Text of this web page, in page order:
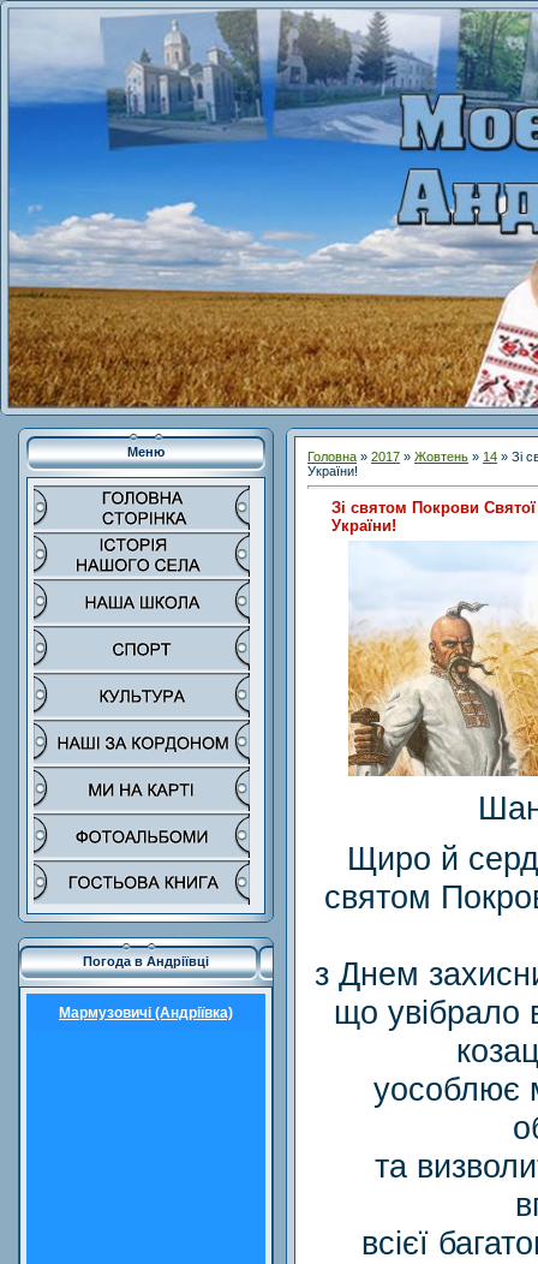
Меню
Погода в Андріївці
Мармузовичі (Андріївка)
Головна » 2017 » Жовтень » 14 » Зі
України!
Зі святом Покрови
України!
Щиро й
святом
з Днем
що увібрало
уособлює
та
всієї